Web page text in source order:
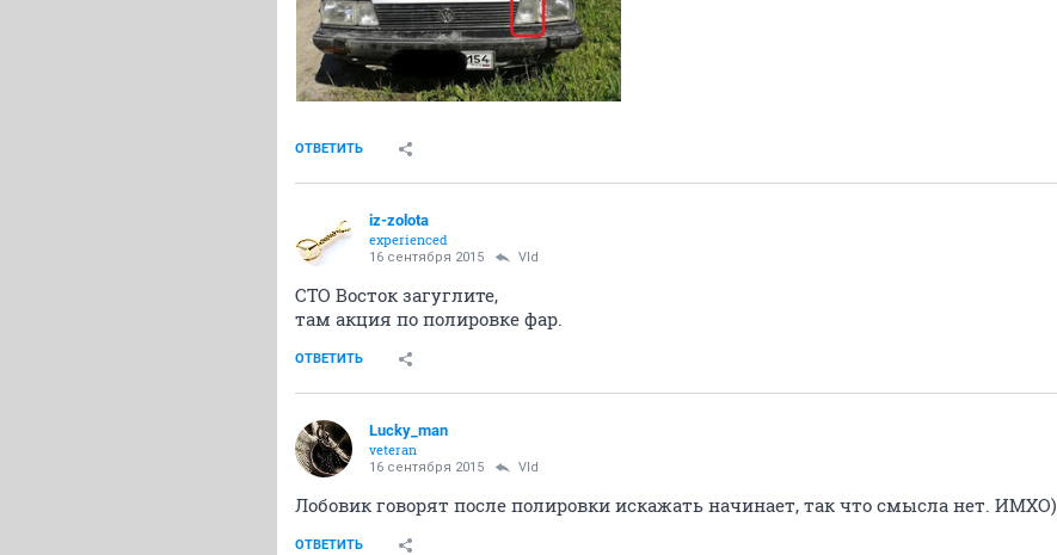
ОТВЕТИТЬ
iz-zolota
experienced
16 сентября 2015 Vld
СТО Восток загуглите,
там акция по полировке фар.
ОТВЕТИТЬ
Lucky_man
veteran
16 сентября 2015 Vld
Лобовик говорят после полировки искажать начинает, так что смысла нет. ИМХО)
ОТВЕТИТЬ